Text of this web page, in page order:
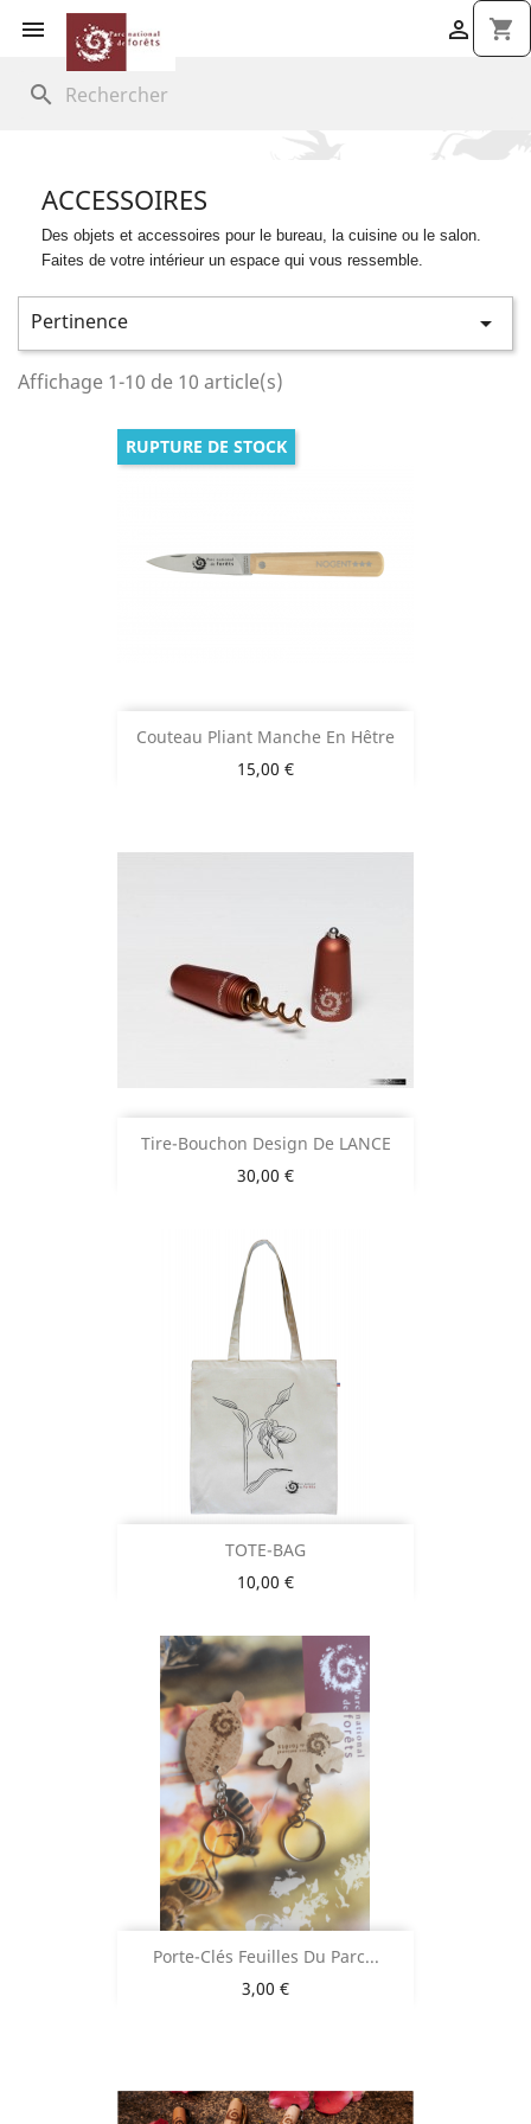
 shopping_cart

search
ACCESSOIRES
Des objets et accessoires pour le bureau, la cuisine ou le salon.
Faites de votre intérieur un espace qui vous ressemble.
Pertinence 
Affichage 1-10 de 10 article(s)
Couteau Pliant Manche En Hêtre
Prix
15,00 €
RUPTURE DE STOCK
Tire-Bouchon Design De LANCE
Prix
30,00 €
TOTE-BAG
Prix
10,00 €
Porte-Clés Feuilles Du Parc...
Prix
3,00 €